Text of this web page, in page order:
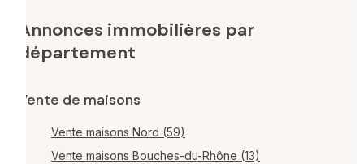
Annonces immobilières par
département
Vente de maisons
Vente maisons Nord (59)
Vente maisons Bouches-du-Rhône (13)